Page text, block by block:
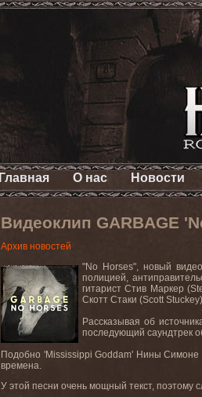
Главная О нас Новости
Видеоклип GARBAGE
Архив новостей
"No Horses", новый
полицией,
гитарист Стив Маркер (
Скотт Стаки (Scott
Рассказывая об
последующий саундтрек
Подобно 'Mississippi Goddam' Нины Симоне
времена.
У этой песни очень мощный текст, поэтому